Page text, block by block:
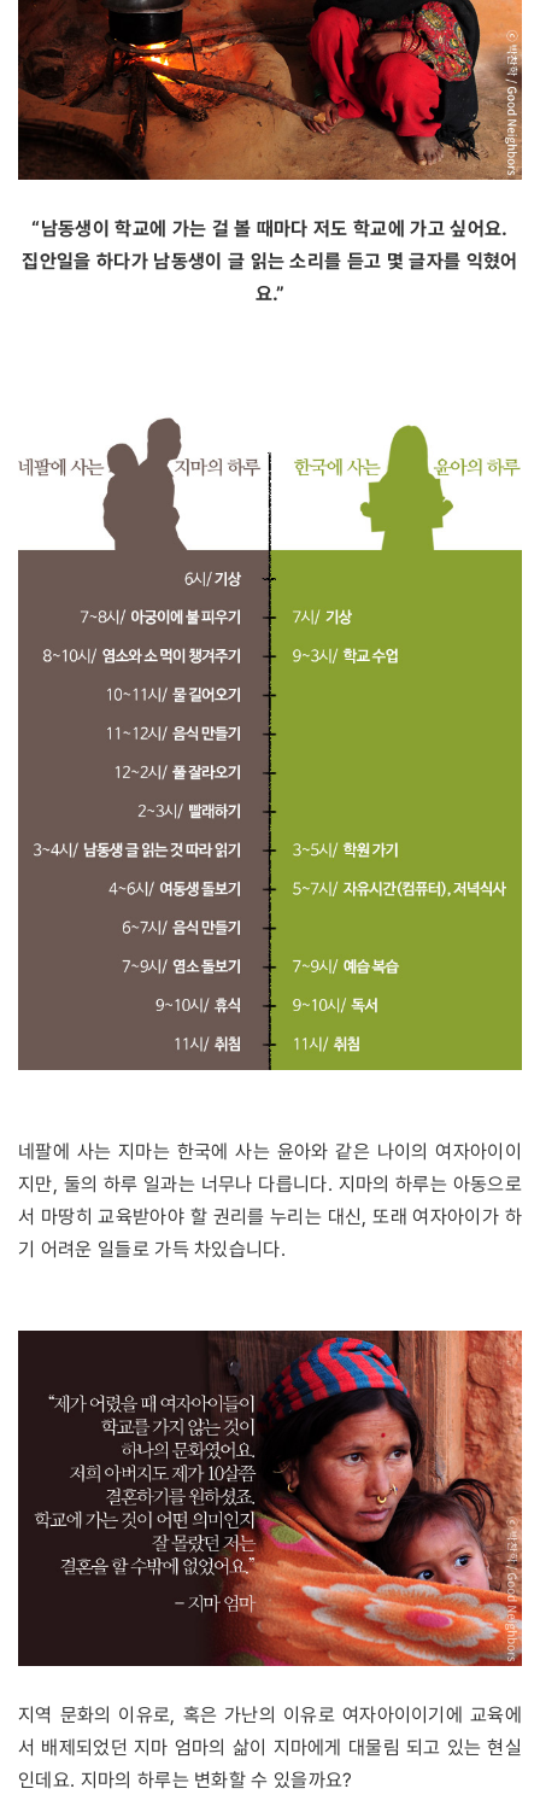
“남동생이 학교에 가는 걸 볼 때마다 저도 학교에 가고 싶어요.
집안일을 하다가 남동생이 글 읽는 소리를 듣고 몇 글자를 익혔어
요.”
네팔에 사는 지마는 한국에 사는 윤아와 같은 나이의 여자아이이
지만, 둘의 하루 일과는 너무나 다릅니다. 지마의 하루는 아동으로
서 마땅히 교육받아야 할 권리를 누리는 대신, 또래 여자아이가 하
기 어려운 일들로 가득 차있습니다.
지역 문화의 이유로, 혹은 가난의 이유로 여자아이이기에 교육에
서 배제되었던 지마 엄마의 삶이 지마에게 대물림 되고 있는 현실
인데요. 지마의 하루는 변화할 수 있을까요?